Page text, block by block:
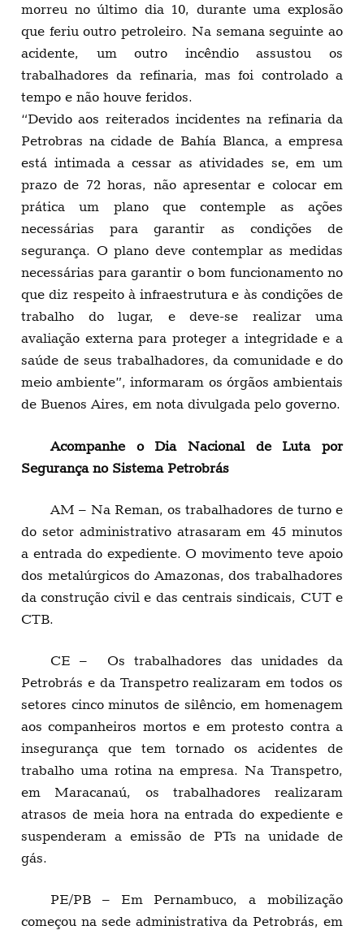
morreu no último dia 10, durante uma explosão
que feriu outro petroleiro. Na semana seguinte ao
acidente, um outro incêndio assustou os
trabalhadores da refinaria, mas foi controlado a
tempo e não houve feridos.
“Devido aos reiterados incidentes na refinaria da
Petrobras na cidade de Bahía Blanca, a empresa
está intimada a cessar as atividades se, em um
prazo de 72 horas, não apresentar e colocar em
prática um plano que contemple as ações
necessárias para garantir as condições de
segurança. O plano deve contemplar as medidas
necessárias para garantir o bom funcionamento no
que diz respeito à infraestrutura e às condições de
trabalho do lugar, e deve-se realizar uma
avaliação externa para proteger a integridade e a
saúde de seus trabalhadores, da comunidade e do
meio ambiente”, informaram os órgãos ambientais
de Buenos Aires, em nota divulgada pelo governo.
Acompanhe o Dia Nacional de Luta por
Segurança no Sistema Petrobrás
AM – Na Reman, os trabalhadores de turno e
do setor administrativo atrasaram em 45 minutos
a entrada do expediente. O movimento teve apoio
dos metalúrgicos do Amazonas, dos trabalhadores
da construção civil e das centrais sindicais, CUT e
CTB.
CE – Os trabalhadores das unidades da
Petrobrás e da Transpetro realizaram em todos os
setores cinco minutos de silêncio, em homenagem
aos companheiros mortos e em protesto contra a
insegurança que tem tornado os acidentes de
trabalho uma rotina na empresa. Na Transpetro,
em Maracanaú, os trabalhadores realizaram
atrasos de meia hora na entrada do expediente e
suspenderam a emissão de PTs na unidade de
gás.
PE/PB – Em Pernambuco, a mobilização
começou na sede administrativa da Petrobrás, em